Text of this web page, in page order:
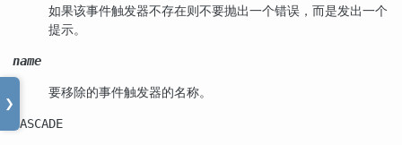
❯
如果该事件触发器不存在则不要抛出一个错误，而是发出一个
提示。
name
要移除的事件触发器的名称。
CASCADE